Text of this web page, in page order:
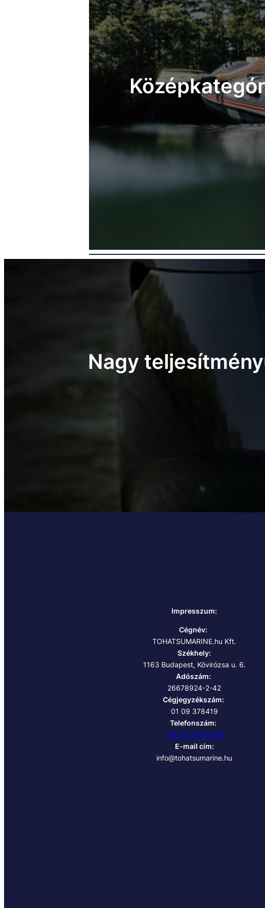
Nagy
Impresszum:
Cégnév:
TOHATSUMARINE.hu Kft.
Székhely:
1163 Budapest, Kövirózsa u. 6.
Adószám:
26678924-2-42
Cégjegyzékszám:
01 09 378419
Telefonszám:
+36 20 745 44 64
E-mail cím:
info@tohatsumarine.hu